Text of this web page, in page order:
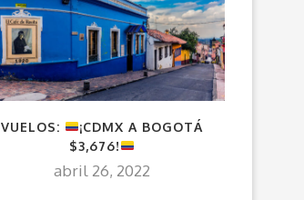
VUELOS:
¡CDMX A BOGOTÁ
$3,676!
abril 26, 2022